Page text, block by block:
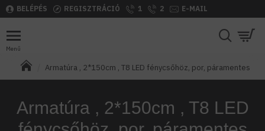
BELÉPÉS REGISZTRÁCIÓ 1 2 E-MAIL
Armatúra , 2*150cm , T8 LED fénycsőhöz, por, páramentes
Armatúra , 2*150cm , T8 LED